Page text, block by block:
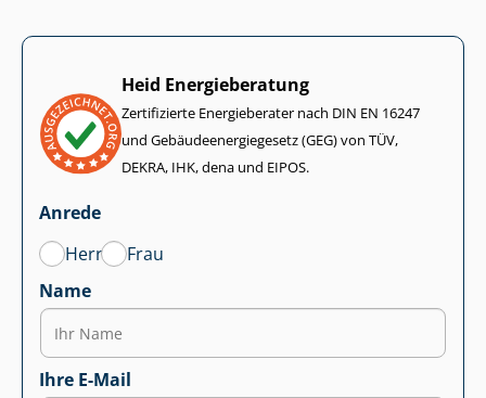
Heid Energieberatung
Zertifizierte Energieberater nach DIN EN 16247
und Ge­bäu­de­en­er­gie­ge­setz (GEG) von TÜV,
DEKRA, IHK, dena und EIPOS.
Anrede
Herr
Frau
Name
Ihre E-Mail